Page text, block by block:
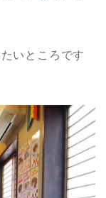
いところです